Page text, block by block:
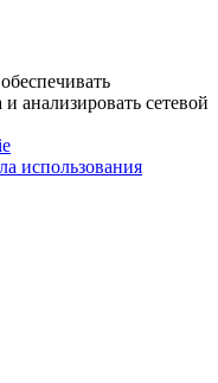
анализировать сетевой
использования